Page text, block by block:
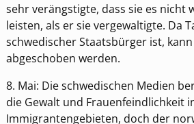
sehr verängstigte, dass sie es nicht
leisten, als er sie vergewaltigte. Da
schwedischer Staatsbürger ist,
abgeschoben werden.
8. Mai: Die schwedischen Medien
die Gewalt und Frauenfeindlichkeit
Immigrantengebieten, doch der